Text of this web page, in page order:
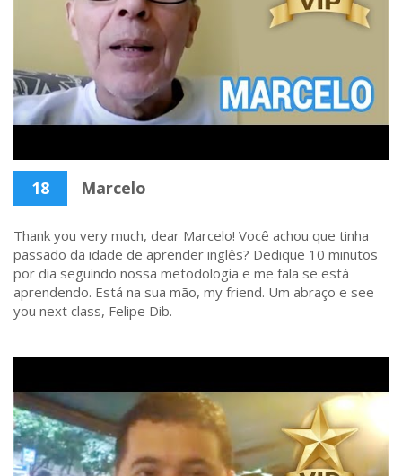
18 Marcelo
Thank you very much, dear Marcelo! Você achou que tinha
passado da idade de aprender inglês? Dedique 10 minutos
por dia seguindo nossa metodologia e me fala se está
aprendendo. Está na sua mão, my friend. Um abraço e see
you next class, Felipe Dib.